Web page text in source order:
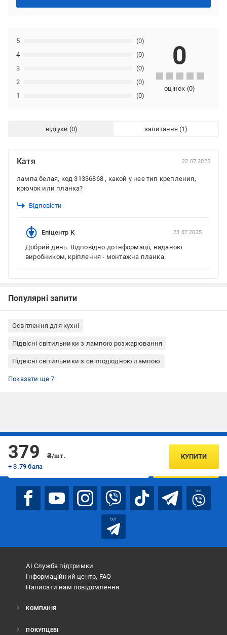
1 (0)
2 (0)
3 (0)
4 (0)
5 (0)
0
оцінок (0)
відгуки запитання
Катя 22.07.2025
лампа белая, код 31336868 , какой у нее тип крепления,
крючок или планка?
Відповісти
Епіцентр К 23.07.2025
Добрий день. Відповідно до інформації, наданою
виробником, кріплення - монтажна планка.
Популярні запити
Освітлення для кухні
Підвісні світильники з лампою розжарювання
Підвісні світильники з світлодіодною лампою
Підвісні світильники нестандартна форма
Підвісні світильники для вітальні
Підвісні світильники для кухні
Підвісні світильники для передпокою
Підвісні світильники для спальні
Недорогі підвісні світильники для кухні
Підвісні світильники Sensio
Показати ще 7
379
₴/шт.
+ 3.79 бала
КУПИТИ
Підписуйтесь, щоб дізнаватись першим про акції та пропозиції
ПІДПИСАТИСЯ
bot
bot
АІ Служба підтримки
Інформаційний центр, FAQ
Написати нам повідомлення
КОМПАНІЯ
ПОКУПЦЕВІ